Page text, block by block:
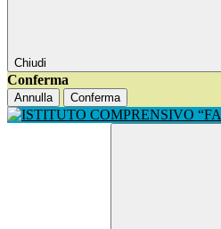
Chiudi
Conferma
Annulla Conferma